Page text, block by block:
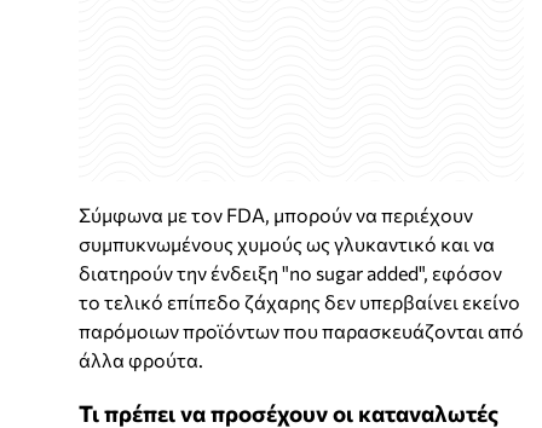
Σύμφωνα με τον FDA, μπορούν να περιέχουν
συμπυκνωμένους χυμούς ως γλυκαντικό και να
διατηρούν την ένδειξη "no sugar added", εφόσον
το τελικό επίπεδο ζάχαρης δεν υπερβαίνει εκείνο
παρόμοιων προϊόντων που παρασκευάζονται από
άλλα φρούτα.
Τι πρέπει να προσέχουν οι καταναλωτές